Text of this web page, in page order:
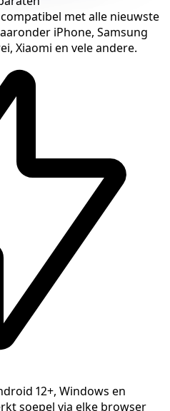
met alle nieuwste
iPhone, Samsung
Xiaomi en vele andere.
12+, Windows en
soepel via elke browser